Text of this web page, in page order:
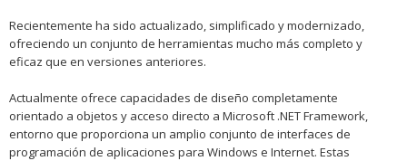
Recientemente ha sido actualizado, simplificado y modernizado,
ofreciendo un conjunto de herramientas mucho más completo y
eficaz que en versiones anteriores.
Actualmente ofrece capacidades de diseño completamente
orientado a objetos y acceso directo a Microsoft .NET Framework,
entorno que proporciona un amplio conjunto de interfaces de
programación de aplicaciones para Windows e Internet. Estas